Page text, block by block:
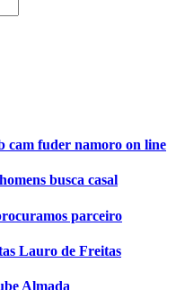
cam fuder namoro on line
busca casal
parceiro
Lauro de Freitas
Almada